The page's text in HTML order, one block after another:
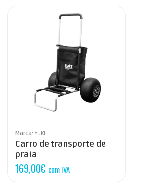
Marca: YUKI
Carro de transporte de
praia
169,00€ com IVA